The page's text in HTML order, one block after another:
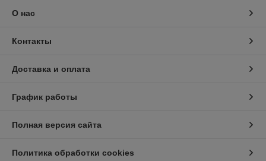
О нас
Контакты
Доставка и оплата
График работы
Полная версия сайта
Политика обработки cookies